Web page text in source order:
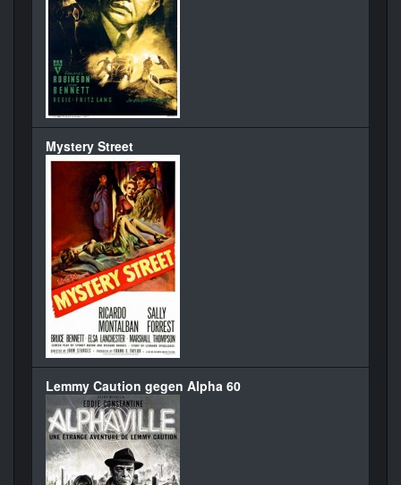
Mystery Street
Lemmy Caution gegen Alpha 60